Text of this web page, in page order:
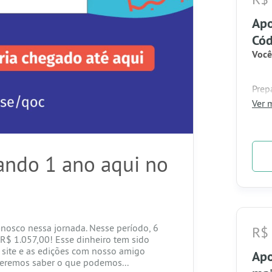
1 ano aqui no
nessa jornada. Nesse período, 6
1.057,00! Esse dinheiro tem sido
e as edições com nosso amigo
saber o que podemos...
de
A
Ou
Ver